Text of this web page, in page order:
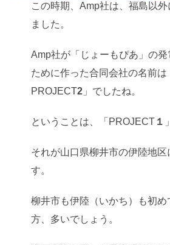
この時期、Amp社は、福島以
ました。
Amp社が「じょーもぴあ」の発
ために作った合同会社の名前は
PROJECT2」でしたね。
ということは、「PROJECT １
それが山口県柳井市の伊陸地
す。
柳井市も伊陸（いかち）も初め
方、多いでしょう。